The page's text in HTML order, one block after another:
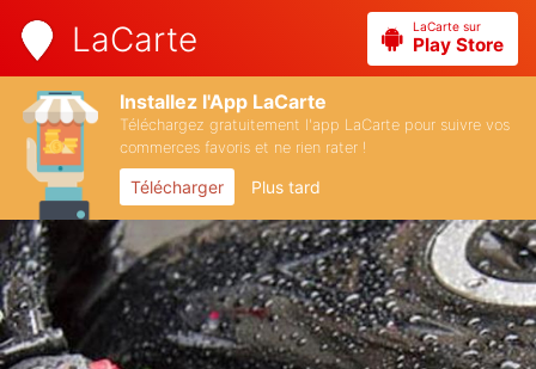
LaCarte LaCarte sur
Play Store
Installez l'App LaCarte
Téléchargez gratuitement l'app LaCarte pour suivre vos
commerces favoris et ne rien rater !
Télécharger Plus tard